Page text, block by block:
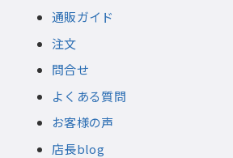
通販ガイド
注文
問合せ
よくある質問
お客様の声
店長blog